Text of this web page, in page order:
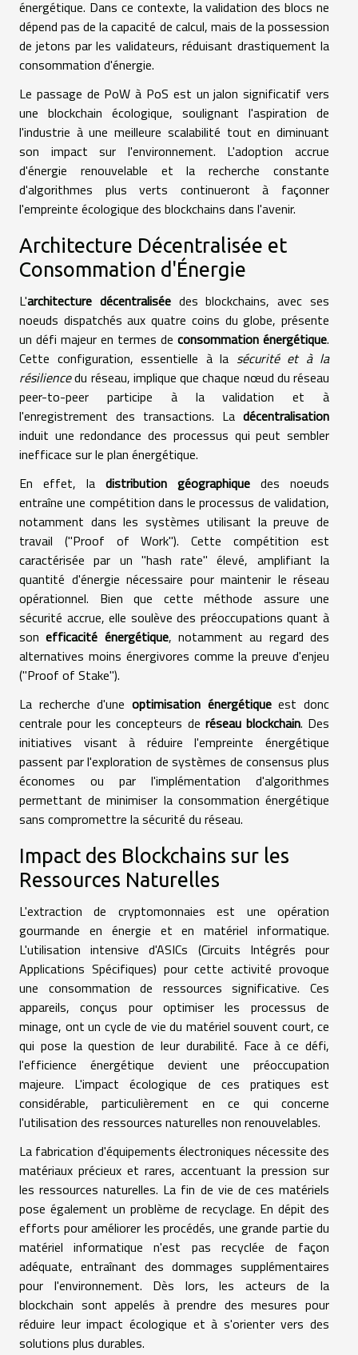
énergétique. Dans ce contexte, la validation des blocs ne
dépend pas de la capacité de calcul, mais de la possession
de jetons par les validateurs, réduisant drastiquement la
consommation d'énergie.
Le passage de PoW à PoS est un jalon significatif vers
une blockchain écologique, soulignant l'aspiration de
l'industrie à une meilleure scalabilité tout en diminuant
son impact sur l'environnement. L'adoption accrue
d'énergie renouvelable et la recherche constante
d'algorithmes plus verts continueront à façonner
l'empreinte écologique des blockchains dans l'avenir.
Architecture Décentralisée et
Consommation d'Énergie
L'architecture décentraliséedes blockchains, avec ses
noeuds dispatchés aux quatre coins du globe, présente
un défi majeur en termes de consommation énergétique.
Cette configuration, essentielle à la sécurité et à la
résiliencedu réseau, implique que chaque nœud du réseau
peer-to-peer participe à la validation et à
l'enregistrement des transactions. La décentralisation
induit une redondance des processus qui peut sembler
inefficace sur le plan énergétique.
En effet, la distribution géographique des noeuds
entraîne une compétition dans le processus de validation,
notamment dans les systèmes utilisant la preuve de
travail ("Proof of Work"). Cette compétition est
caractérisée par un "hash rate" élevé, amplifiant la
quantité d'énergie nécessaire pour maintenir le réseau
opérationnel. Bien que cette méthode assure une
sécurité accrue, elle soulève des préoccupations quant à
sonefficacité énergétique, notamment au regard des
alternatives moins énergivores comme la preuve d'enjeu
("Proof of Stake").
La recherche d'une optimisation énergétiqueest donc
centrale pour les concepteurs de réseau blockchain. Des
initiatives visant à réduire l'empreinte énergétique
passent par l'exploration de systèmes de consensus plus
économes ou par l'implémentation d'algorithmes
permettant de minimiser la consommation énergétique
sans compromettre la sécurité du réseau.
Impact des Blockchains sur les
Ressources Naturelles
L'extraction de cryptomonnaies est une opération
gourmande en énergie et en matériel informatique.
L'utilisation intensive d'ASICs (Circuits Intégrés pour
Applications Spécifiques) pour cette activité provoque
une consommation de ressources significative. Ces
appareils, conçus pour optimiser les processus de
minage, ont un cycle de vie du matériel souvent court, ce
qui pose la question de leur durabilité. Face à ce défi,
l'efficience énergétique devient une préoccupation
majeure. L'impact écologique de ces pratiques est
considérable, particulièrement en ce qui concerne
l'utilisation des ressources naturelles non renouvelables.
La fabrication d'équipements électroniques nécessite des
matériaux précieux et rares, accentuant la pression sur
les ressources naturelles. La fin de vie de ces matériels
pose également un problème de recyclage. En dépit des
efforts pour améliorer les procédés, une grande partie du
matériel informatique n'est pas recyclée de façon
adéquate, entraînant des dommages supplémentaires
pour l'environnement. Dès lors, les acteurs de la
blockchain sont appelés à prendre des mesures pour
réduire leur impact écologique et à s'orienter vers des
solutions plus durables.